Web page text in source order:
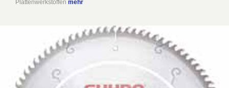
Plattenwerkstoffen mehr